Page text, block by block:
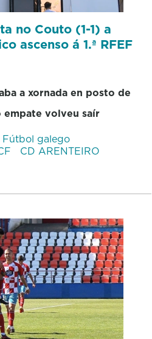
no Couto (1-1) a
ascenso á 1.ª RFEF
a xornada en posto de
empate volveu saír
Fútbol galego
CD ARENTEIRO